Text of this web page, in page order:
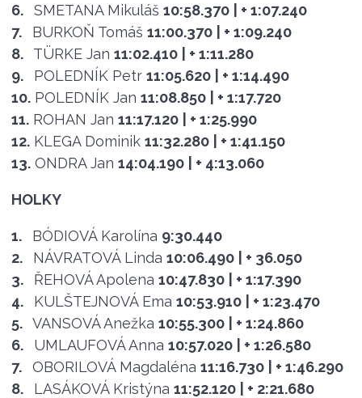
6.
SMETANA Mikuláš 10:58.370
| + 1:07.240
7.
BURKOŇ Tomáš 11:00.370
| + 1:09.240
8.
TÜRKE Jan 11:02.410
| + 1:11.280
9.
POLEDNÍK Petr 11:05.620
| + 1:14.490
10. POLEDNÍK Jan 11:08.850
| + 1:17.720
11. ROHAN Jan 11:17.120
| + 1:25.990
12. KLEGA Dominik 11:32.280
| + 1:41.150
13. ONDRA Jan 14:04.190 | + 4:13.060
HOLKY
1. BÓDIOVÁ Karolína 9:30.440
2.
NÁVRATOVÁ Linda 10:06.490
| + 36.050
3.
ŘEHOVÁ Apolena 10:47.830
| + 1:17.390
4.
KULŠTEJNOVÁ Ema 10:53.910
| + 1:23.470
5. VANSOVÁ Anežka 10:55.300
| + 1:24.860
6.
UMLAUFOVÁ Anna 10:57.020
| + 1:26.580
7.
OBORILOVÁ Magdaléna 11:16.730
| + 1:46.290
8.
LASÁKOVÁ Kristýna 11:52.120
| + 2:21.680